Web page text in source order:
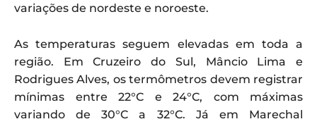
variações de nordeste e noroeste.
As temperaturas seguem elevadas em toda a
região. Em Cruzeiro do Sul, Mâncio Lima e
Rodrigues Alves, os termômetros devem registrar
mínimas entre 22°C e 24°C, com máximas
variando de 30°C a 32°C. Já em Marechal